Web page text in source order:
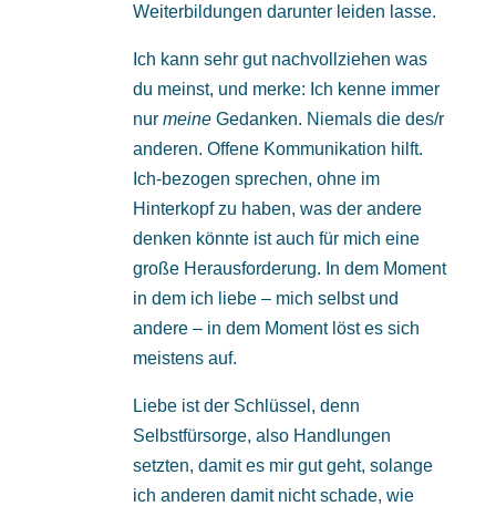
Weiterbildungen darunter leiden lasse.
Ich kann sehr gut nachvollziehen was
du meinst, und merke: Ich kenne immer
nur meineGedanken. Niemals die des/r
anderen. Offene Kommunikation hilft.
Ich-bezogen sprechen, ohne im
Hinterkopf zu haben, was der andere
denken könnte ist auch für mich eine
große Herausforderung. In dem Moment
in dem ich liebe – mich selbst und
andere – in dem Moment löst es sich
meistens auf.
Liebe ist der Schlüssel, denn
Selbstfürsorge, also Handlungen
setzten, damit es mir gut geht, solange
ich anderen damit nicht schade, wie